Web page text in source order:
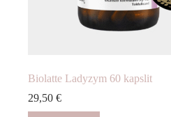
Biolatte Ladyzym 60 kapslit
29,50 €